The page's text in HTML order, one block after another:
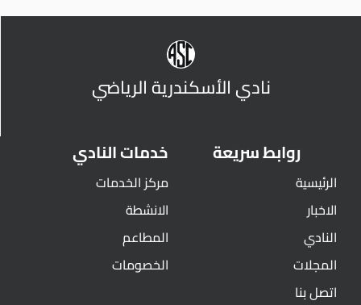
نادي الأسكندرية الرياضي
روابط سريعة
الرئيسية
الاخبار
النادي
المجلات
اتصل بنا
خدمات النادي
مركز الخدمات
الانشطة
المطاعم
الخصومات